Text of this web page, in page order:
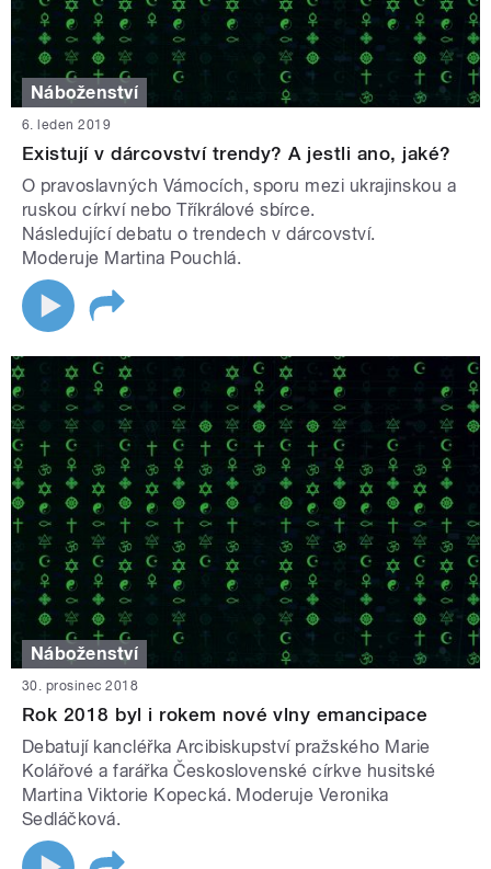
Náboženství
6. leden 2019
Existují v dárcovství trendy? A jestli ano, jaké?
O pravoslavných Vámocích, sporu mezi ukrajinskou a
ruskou církví nebo Tříkrálové sbírce.
Následující debatu o trendech v dárcovství.
Moderuje Martina Pouchlá.
Náboženství
30. prosinec 2018
Rok 2018 byl i rokem nové vlny emancipace
Debatují kancléřka Arcibiskupství pražského Marie
Kolářové a farářka Československé církve husitské
Martina Viktorie Kopecká. Moderuje Veronika
Sedláčková.